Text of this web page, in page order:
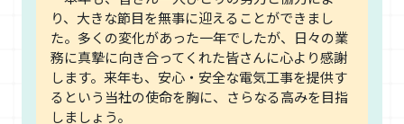
り、大きな節目を無事に迎えることができまし
た。多くの変化があった一年でしたが、日々の業
務に真摯に向き合ってくれた皆さんに心より感謝
します。来年も、安心・安全な電気工事を提供す
るという当社の使命を胸に、さらなる高みを目指
しましょう。